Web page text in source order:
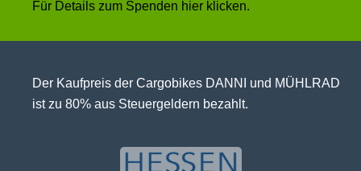
Für Details zum Spenden hier klicken.
Der Kaufpreis der Cargobikes DANNI und MÜHLRAD
ist zu 80% aus Steuergeldern bezahlt.